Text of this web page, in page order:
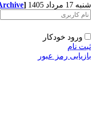
مرداد 1405 [Archive]
ورود خودکار
نام
رمز عبور